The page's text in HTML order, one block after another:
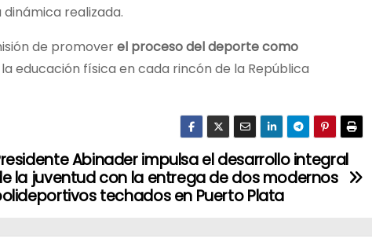
realizada.
de promoverel proceso del deporte como
educación física en cada rincón de la República
Abinader impulsa el desarrollo integral
la juventud con la entrega de dos modernos
techados en Puerto Plata